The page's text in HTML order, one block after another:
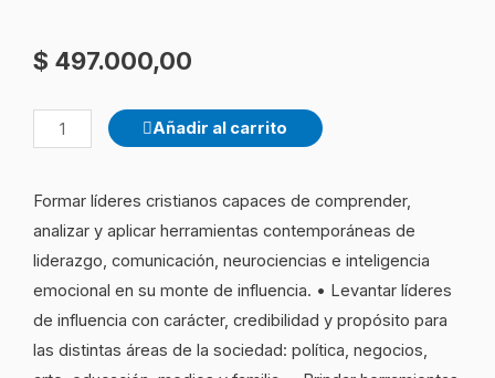
$ 497.000,00
Diplomatura
en
Sexual
quantity
Añadir al carrito
Formar líderes cristianos capaces de comprender,
analizar y aplicar herramientas contemporáneas de
liderazgo, comunicación, neurociencias e inteligencia
emocional en su monte de influencia. • Levantar líderes
de influencia con carácter, credibilidad y propósito para
las distintas áreas de la sociedad: política, negocios,